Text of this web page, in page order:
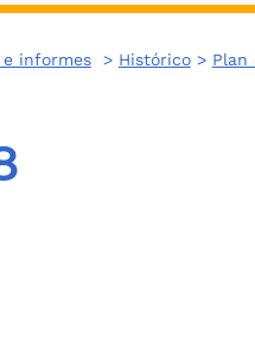
informes> Histórico> Plan